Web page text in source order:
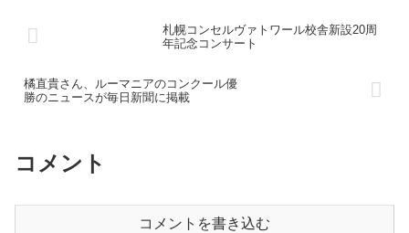
札幌コンセルヴァトワール校舎新設20周
年記念コンサート
橘直貴さん、ルーマニアのコンクール優
勝のニュースが毎日新聞に掲載
コメント
コメントを書き込む